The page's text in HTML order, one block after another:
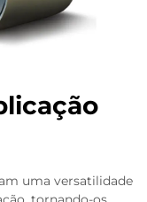
uma versatilidade